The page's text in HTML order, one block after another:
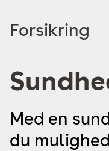
Read
Forsikring
Med en
du